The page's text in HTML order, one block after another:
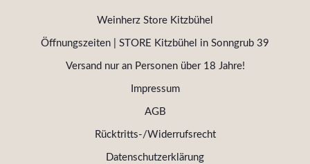
Weinherz Store Kitzbühel
Öffnungszeiten | STORE Kitzbühel in Sonngrub 39
Versand nur an Personen über 18 Jahre!
Impressum
AGB
Rücktritts-/Widerrufsrecht
Datenschutzerklärung